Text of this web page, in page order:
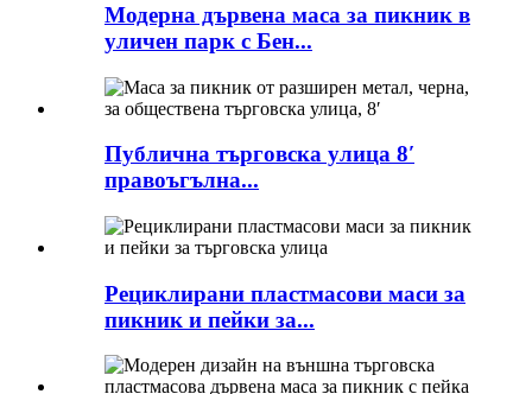
Модерна дървена маса за пикник в
уличен парк с Бен...
Публична търговска улица 8′
правоъгълна...
Рециклирани пластмасови маси за
пикник и пейки за...